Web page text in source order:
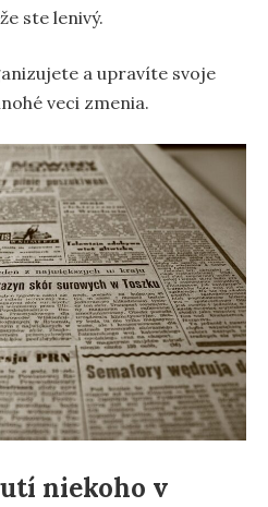
ste lenivý.
a upravíte svoje
veci zmenia.
niekoho v